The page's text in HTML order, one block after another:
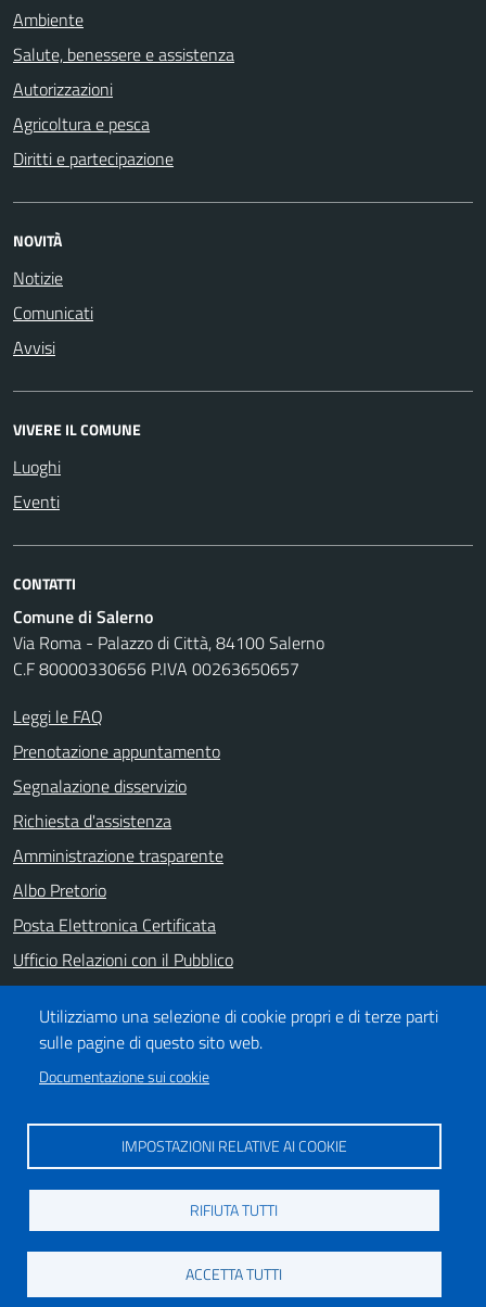
Utilizziamo una selezione di cookie propri e di terze parti
sulle pagine di questo sito web.
Documentazione sui cookie
IMPOSTAZIONI RELATIVE AI COOKIE
RIFIUTA TUTTI
ACCETTA TUTTI
Ambiente
Salute, benessere e assistenza
Autorizzazioni
Agricoltura e pesca
Diritti e partecipazione
NOVITÀ
Notizie
Comunicati
Avvisi
VIVERE IL COMUNE
Luoghi
Eventi
CONTATTI
Comune di Salerno
Via Roma - Palazzo di Città, 84100 Salerno
C.F 80000330656 P.IVA 00263650657
Leggi le FAQ
Prenotazione appuntamento
Segnalazione disservizio
Richiesta d'assistenza
Amministrazione trasparente
Albo Pretorio
Posta Elettronica Certificata
Ufficio Relazioni con il Pubblico
Note legali
Informativa privacy